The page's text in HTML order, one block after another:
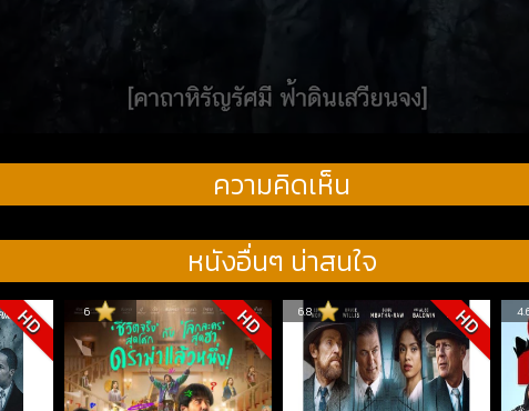
ความคิดเห็น
หนังอื่นๆ น่าสนใจ
HD 6 HD 6.8 HD